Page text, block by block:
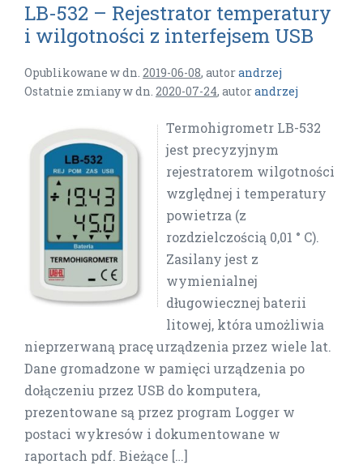
LB-532 – Rejestrator temperatury
i wilgotności z interfejsem USB
Opublikowane w dn. 2019-06-08, autorandrzej
Ostatnie zmiany w dn. 2020-07-24, autorandrzej
Termohigrometr LB-532
jest precyzyjnym
rejestratorem wilgotności
względnej i temperatury
powietrza (z
rozdzielczością 0,01 ° C).
Zasilany jest z
wymienialnej
długowiecznej baterii
litowej, która umożliwia
nieprzerwaną pracę urządzenia przez wiele lat.
Dane gromadzone w pamięci urządzenia po
dołączeniu przez USB do komputera,
prezentowane są przez program Logger w
postaci wykresów i dokumentowane w
raportach pdf. Bieżące […]